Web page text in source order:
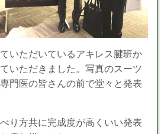
いただいているアキレス腱班か
いただきました。写真のスーツ
門医の皆さんの前で堂々と発表
り方共に完成度が高くいい発表